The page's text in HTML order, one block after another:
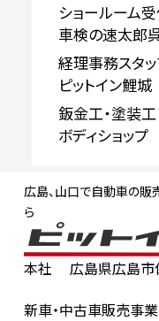
ショールーム
車検の速太郎
経理事務スタッ
ピットイン鯉
鈑金工・塗装工
ボディショッ
広島、山口で自動車の販
ら
本社
広島県広島
新車・中古車販売事業